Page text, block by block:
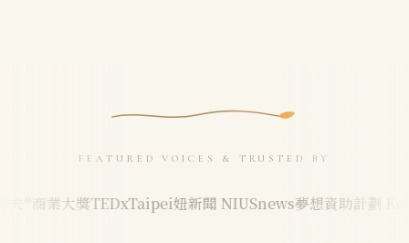
FEATURED VOICES & TRUSTED BY
商業大獎TEDxTaipei妞新聞 NIUSnews夢想資助計劃